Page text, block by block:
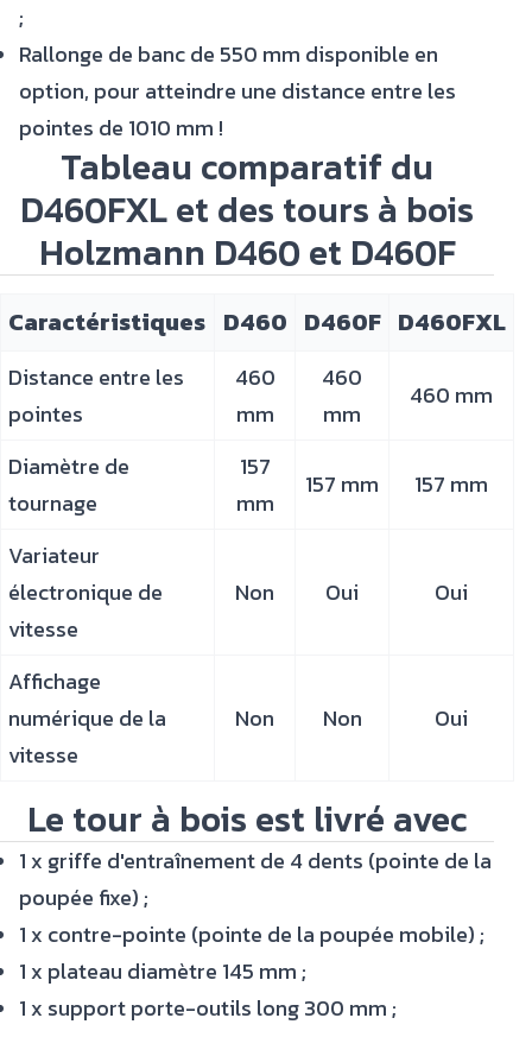
;
Rallonge de banc de 550 mm disponible en
option, pour atteindre une distance entre les
pointes de 1010 mm !
Tableau comparatif du
D460FXL et des tours à bois
Holzmann D460 et D460F
Caractéristiques D460 D460F D460FXL
Distance entre les
pointes
460
mm
460
mm
460 mm
Diamètre de
tournage
157
mm
157 mm 157 mm
Variateur
électronique de
vitesse
Non Oui Oui
Affichage
numérique de la
vitesse
Non Non Oui
Le tour à bois est livré avec
1 x griffe d'entraînement de 4 dents (pointe de la
poupée fixe) ;
1 x contre-pointe (pointe de la poupée mobile) ;
1 x plateau diamètre 145 mm ;
1 x support porte-outils long 300 mm ;